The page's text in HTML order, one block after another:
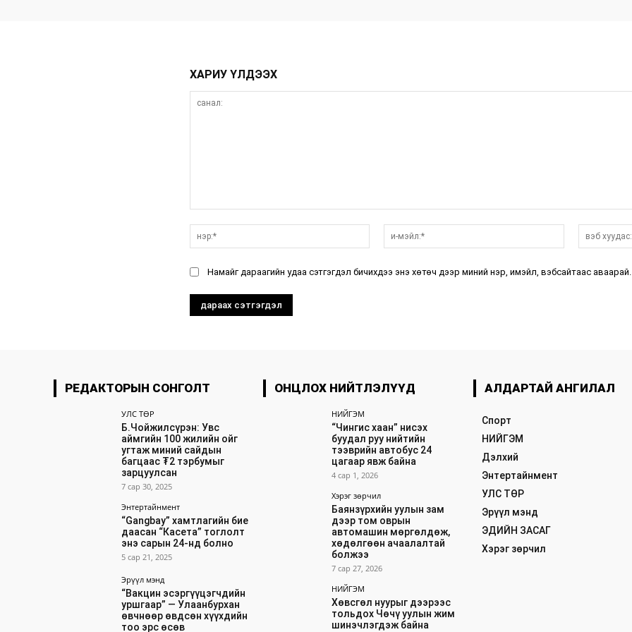
ХАРИУ ҮЛДЭЭХ
мэйл:*
Намайг дараагийн удаа сэтгэгдэл бичихдээ энэ хөтөч дээр миний нэр, имэйл, вэбсайтаас аваарай.
РЕДАКТОРЫН СОНГОЛТ
УЛС ТӨР
Б.Чойжилсүрэн: Увс
аймгийн 100 жилийн ойг
угтаж миний сайдын
багцаас ₮2 тэрбумыг
зарцуулсан
7 сар 30, 2025
Энтертайнмент
“Gangbay” хамтлагийн бие
даасан “Касета” тоглолт
энэ сарын 24-нд болно
5 сар 21, 2025
Эрүүл мэнд
“Вакцин эсэргүүцэгчдийн
уршгаар” — Улаанбурхан
өвчнөөр өвдсөн хүүхдийн
тоо эрс өсөв
ОНЦЛОХ НИЙТЛЭЛҮҮД
НИЙГЭМ
“Чингис хаан” нисэх
буудал руу нийтийн
тээврийн автобус 24
цагаар явж байна
4 сар 1, 2026
Хэрэг зөрчил
Баянзүрхийн уулын зам
дээр том оврын
автомашин мөргөлдөж,
хөдөлгөөн ачаалалтай
болжээ
7 сар 27, 2026
НИЙГЭМ
Хөвсгөл нуурыг дээрээс
тольдох Чөчү уулын жим
шинэчлэгдэж байна
АЛДАРТАЙ АНГИЛАЛ
Спорт
НИЙГЭМ
Дэлхий
Энтертайнмент
УЛС ТӨР
Эрүүл мэнд
ЭДИЙН ЗАСАГ
Хэрэг зөрчил